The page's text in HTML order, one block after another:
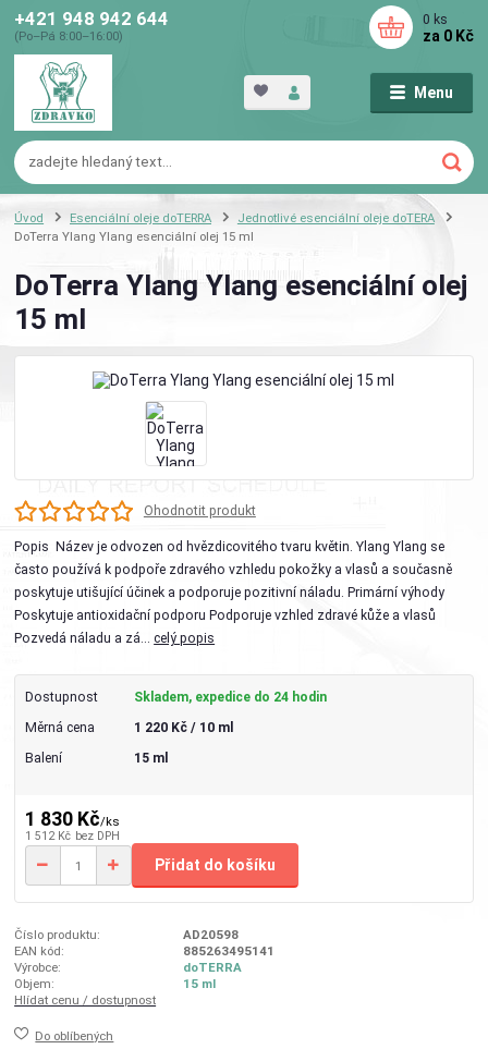
Menu
+421 948 942 644
(Po–Pá 8:00–16:00)
0 ks
za 0 Kč
Úvod Esenciální oleje doTERRA
Jednotlivé esenciální oleje doTERA
DoTerra Ylang Ylang esenciální olej 15 ml
DoTerra Ylang Ylang esenciální olej
15 ml
Ohodnotit produkt
Popis Název je odvozen od hvězdicovitého tvaru květin. Ylang Ylang se
často používá k podpoře zdravého vzhledu pokožky a vlasů a současně
poskytuje utišující účinek a podporuje pozitivní náladu. Primární výhody
Poskytuje antioxidační podporu Podporuje vzhled zdravé kůže a vlasů
Pozvedá náladu a zá...celý popis
Dostupnost Skladem, expedice do 24 hodin
Měrná cena 1 220 Kč / 10 ml
Balení 15 ml
1 830 Kč/ks
1 512 Kč bez DPH
Přidat do košíku
Číslo produktu:
AD20598
EAN kód:
885263495141
Výrobce:
doTERRA
Objem:
15 ml
Hlídat cenu / dostupnost
Do oblíbených